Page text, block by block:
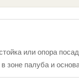
или опора
палуба и